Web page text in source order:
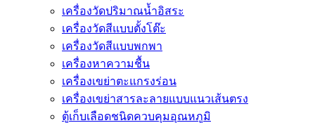
เครื่องวัดปริมาณน้ำอิสระ
เครื่องวัดสีแบบตั้งโต๊ะ
เครื่องวัดสีแบบพกพา
เครื่องหาความชื้น
เครื่องเขย่าตะแกรงร่อน
เครื่องเขย่าสารละลายแบบแนวเส้นตรง
ตู้เก็บเลือดชนิดควบคุมอุณหภูมิ